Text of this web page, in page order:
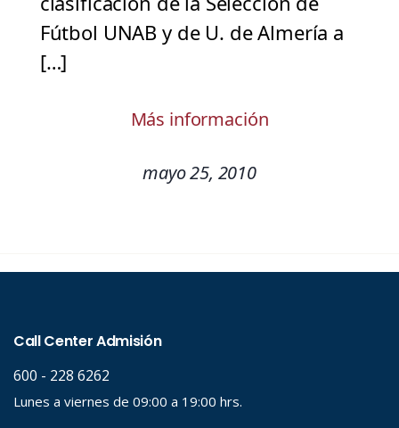
Fútbol UNAB y de U. de Almería a
[…]
Más información
mayo 25, 2010